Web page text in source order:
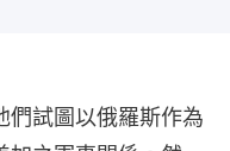
們試圖以俄羅斯作為